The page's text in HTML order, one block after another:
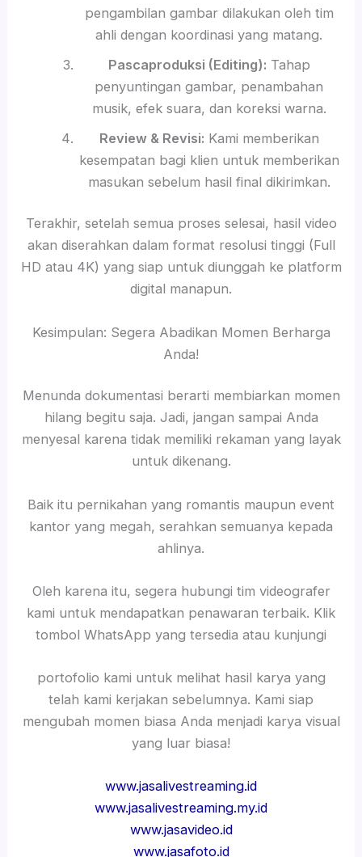
pengambilan gambar dilakukan oleh tim
ahli dengan koordinasi yang matang.
Pascaproduksi (Editing): Tahap
penyuntingan gambar, penambahan
musik, efek suara, dan koreksi warna.
Review & Revisi: Kami memberikan
kesempatan bagi klien untuk memberikan
masukan sebelum hasil final dikirimkan.
Terakhir, setelah semua proses selesai, hasil video
akan diserahkan dalam format resolusi tinggi (Full
HD atau 4K) yang siap untuk diunggah ke platform
digital manapun.
Kesimpulan: Segera Abadikan Momen Berharga
Anda!
Menunda dokumentasi berarti membiarkan momen
hilang begitu saja. Jadi, jangan sampai Anda
menyesal karena tidak memiliki rekaman yang layak
untuk dikenang.
Baik itu pernikahan yang romantis maupun event
kantor yang megah, serahkan semuanya kepada
ahlinya.
Oleh karena itu, segera hubungi tim videografer
kami untuk mendapatkan penawaran terbaik. Klik
tombol WhatsApp yang tersedia atau kunjungi
portofolio kami untuk melihat hasil karya yang
telah kami kerjakan sebelumnya. Kami siap
mengubah momen biasa Anda menjadi karya visual
yang luar biasa!
www.jasalivestreaming.id
www.jasalivestreaming.my.id
www.jasavideo.id
www.jasafoto.id